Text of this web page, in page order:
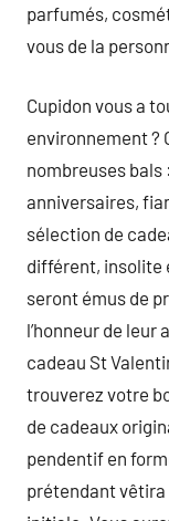
parfumés,
vous de la
Cupidon vous a
environnement ?
nombreuses
anniversaires,
sélection de
différent, insolite
seront émus de
l’honneur de leur
cadeau St
trouverez votre
de cadeaux
pendentif en
prétendant vêtira